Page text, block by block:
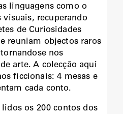
linguagens como o
visuais, recuperando
de Curiosidades
reuniam objectos raros
nos
arte. A colecção aqui
ficcionais: 4 mesas e
cada conto.
os 200 contos dos